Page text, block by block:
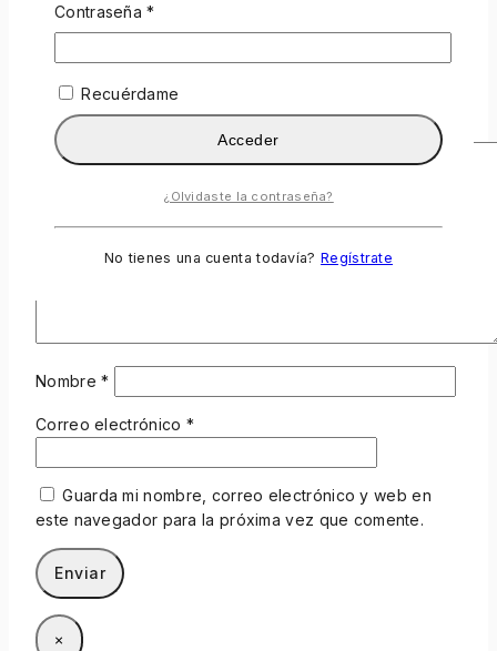
Su Clasificación
Examen de título
Su Revisión
Nombre*
Correo electrónico *
Guarda mi nombre, correo electrónico y web en
este navegador para la próxima vez que comente.
×
Contraseña*
Recuérdame
Acceder
¿Olvidaste la contraseña?
No tienes una cuenta todavía? Regístrate